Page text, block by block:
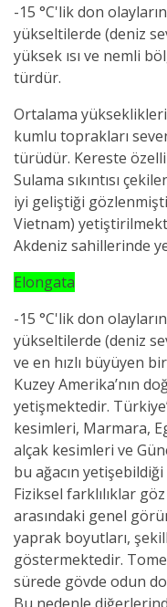
-15 °C'lik don
yükseltilerde (deniz
yüksek ısı ve nemli
türdür.
Ortalama yükseklikleri
kumlu toprakları
türüdür. Kereste
Sulama sıkıntısı
iyi geliştiği
Vietnam)
Akdeniz sahillerinde
Elongata
-15 °C'lik don
yükseltilerde (deniz
ve en hızlı büyüyen
Kuzey Amerika’nın
yetişmektedir.
kesimleri, Marmara,
alçak kesimleri ve
bu ağacın
Fiziksel farklılıklar
arasındaki genel
yaprak boyutları,
göstermektedir.
sürede gövde odun